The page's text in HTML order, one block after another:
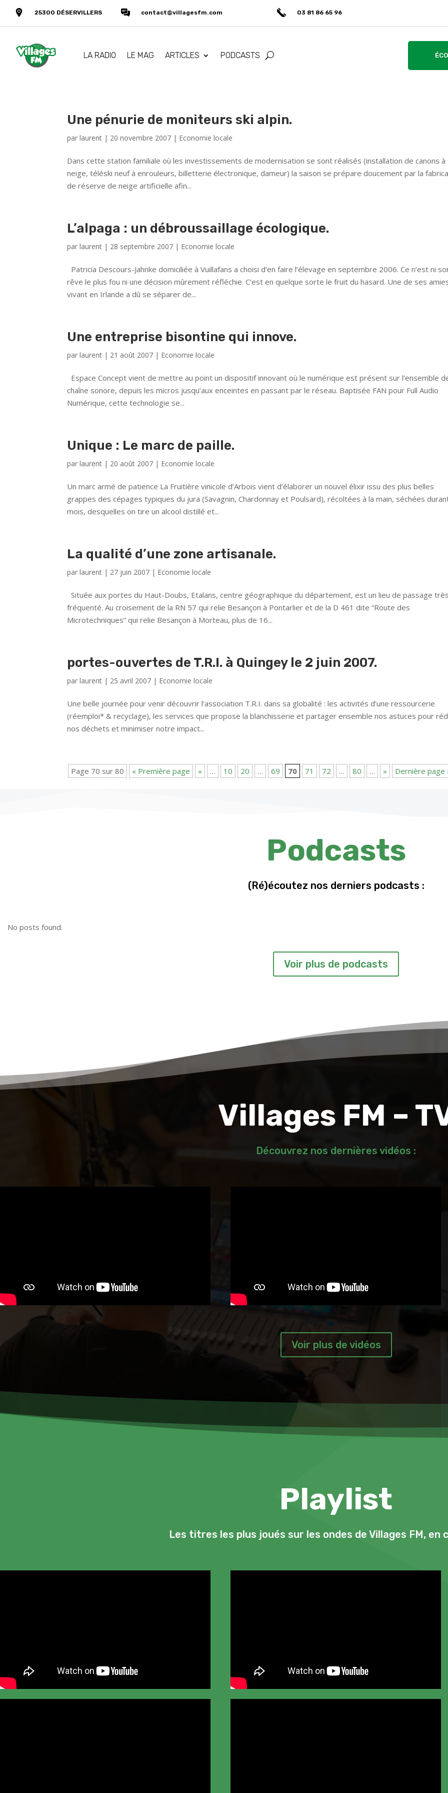
25300 DÉSERVILLERS contact@villagesfm.com 03 81 86 65 96
LA RADIO LE MAG ARTICLES PODCASTS
Une pénurie de moniteurs ski alpin.
parlaurent | 20 novembre 2007 | Economie locale
Dans cette station familiale où les investissements de modernisation se sont réalisés (installation de canons à
neige, téléski neuf à enrouleurs, billetterie électronique, dameur) la saison se prépare doucement par la
de réserve de neige artificielle afin...
L’alpaga : un débroussaillage écologique.
parlaurent | 28 septembre 2007 | Economie locale
Patricia Descours-Jahnke domiciliée à Vuillafans a choisi d’en faire l’élevage en septembre 2006. Ce n’est ni
rêve le plus fou ni une décision mûrement réfléchie. C’est en quelque sorte le fruit du hasard. Une de ses
vivant en Irlande a dû se séparer de...
Une entreprise bisontine qui innove.
parlaurent | 21 août 2007 | Economie locale
Espace Concept vient de mettre au point un dispositif innovant où le numérique est présent sur l’ensemble
chaîne sonore, depuis les micros jusqu’aux enceintes en passant par le réseau. Baptisée FAN pour Full Audio
Numérique, cette technologie se...
Unique : Le marc de paille.
parlaurent | 20 août 2007 | Economie locale
Un marc armé de patience La Fruitière vinicole d’Arbois vient d’élaborer un nouvel élixir issu des plus belles
grappes des cépages typiques du jura (Savagnin, Chardonnay et Poulsard), récoltées à la main, séchées
mois, desquelles on tire un alcool distillé et...
La qualité d’une zone artisanale.
parlaurent | 27 juin 2007 | Economie locale
Située aux portes du Haut-Doubs, Etalans, centre géographique du département, est un lieu de passage
fréquenté. Au croisement de la RN 57 qui relie Besançon à Pontarlier et de la D 461 dite “Route des
Microtechniques” qui relie Besançon à Morteau, plus de 16...
portes-ouvertes de T.R.I. à Quingey le 2 juin 2007.
parlaurent | 25 avril 2007 | Economie locale
Une belle journée pour venir découvrir l’association T.R.I. dans sa globalité : les activités d’une ressourcerie
(réemploi* & recyclage), les services que propose la blanchisserie et partager ensemble nos astuces pour
nos déchets et minimiser notre impact...
Page 70 sur 80 « Première page « … 10 20 … 69 70 71 72 … 80 … » Dernière page
Podcasts
(Ré)écoutez nos derniers podcasts :
No posts found.
Voir plus de podcasts
Villages FM –
Découvrez nos dernières vidéos :
Voir plus de vidéos
Playlist
Les titres les plus joués sur les ondes de Villages FM, en